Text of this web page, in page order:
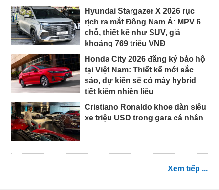
Hyundai Stargazer X 2026 rục
rịch ra mắt Đông Nam Á: MPV 6
chỗ, thiết kế như SUV, giá
khoảng 769 triệu VNĐ
Honda City 2026 đăng ký bảo hộ
tại Việt Nam: Thiết kế mới sắc
sảo, dự kiến sẽ có máy hybrid
tiết kiệm nhiên liệu
Cristiano Ronaldo khoe dàn siêu
xe triệu USD trong gara cá nhân
Xem tiếp ...